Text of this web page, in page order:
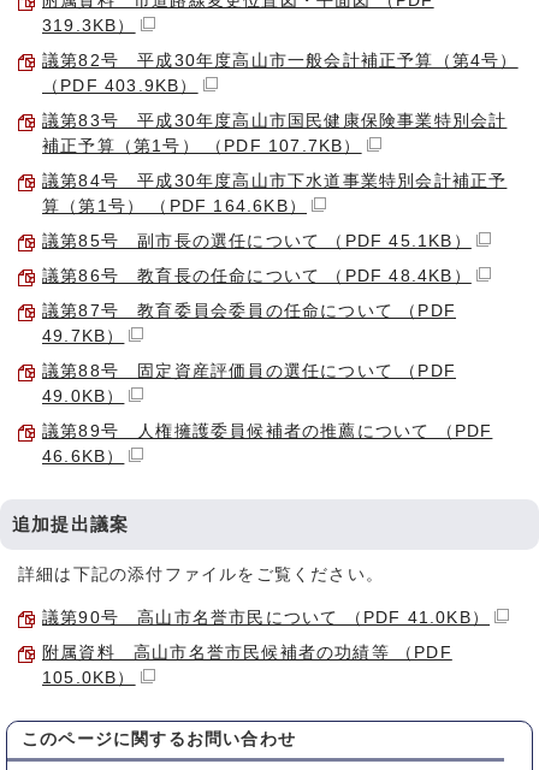
319.3KB）
議第82号 平成30年度高山市一般会計補正予算（第4号）
（PDF 403.9KB）
議第83号 平成30年度高山市国民健康保険事業特別会計
補正予算（第1号） （PDF 107.7KB）
議第84号 平成30年度高山市下水道事業特別会計補正予
算（第1号） （PDF 164.6KB）
議第85号 副市長の選任について （PDF 45.1KB）
議第86号 教育長の任命について （PDF 48.4KB）
議第87号 教育委員会委員の任命について （PDF
49.7KB）
議第88号 固定資産評価員の選任について （PDF
49.0KB）
議第89号 人権擁護委員候補者の推薦について （PDF
46.6KB）
追加提出議案
詳細は下記の添付ファイルをご覧ください。
議第90号 高山市名誉市民について （PDF 41.0KB）
附属資料 高山市名誉市民候補者の功績等 （PDF
105.0KB）
このページに関する お問い合わせ